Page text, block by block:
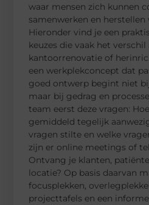
waar mensen zich kunnen
samenwerken en herstellen
Hieronder vind je een
keuzes die vaak het
kantoorrenovatie of
een werkplekconcept dat
goed ontwerp begint niet
maar bij gedrag en
team eerst deze vragen:
gemiddeld tegelijk
vragen stilte en welke
zijn er online meetings of
Ontvang je klanten,
locatie? Op basis daarvan
focusplekken,
projecttafels en een